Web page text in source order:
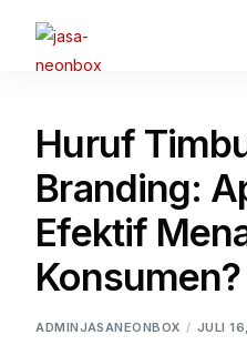
Huruf
Branding:
Efektif
Konsumen?
ADMINJASANEONBOX JULI
Gallery
Article
Jasa Lainnya